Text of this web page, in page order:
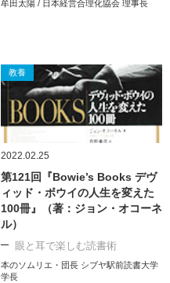
牟田太陽 / 日本経営合理化協会 理事長
教養
2022.02.25
第121回『Bowie’s Books デヴ
ィッド・ボウイの人生を変えた
100冊』（著：ジョン・オコーネ
ル）
眼と耳で楽しむ読書術
本のソムリエ・団長 シブヤ駅前読書大学
学長